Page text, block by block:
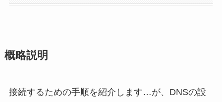
概略説明
接続するための手順を紹介します…が、DNSの設